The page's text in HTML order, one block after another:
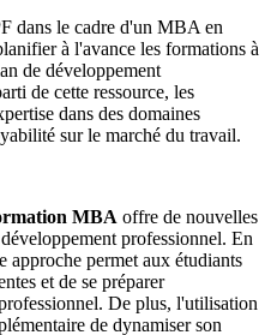
dans le cadre d'un MBA en
à l'avance les formations à
de développement
de cette ressource, les
dans des domaines
sur le marché du travail.
MBA offre de nouvelles
professionnel. En
approche permet aux étudiants
et de se préparer
De plus, l'utilisation
de dynamiser son